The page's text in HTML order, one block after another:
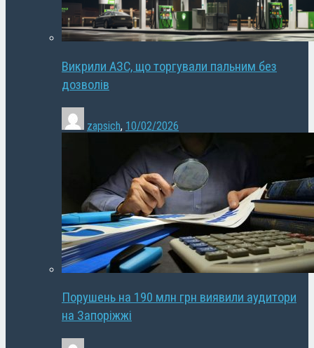
Викрили АЗС, що торгували пальним без
дозволів
zapsich, 10/02/2026
Порушень на 190 млн грн виявили аудитори
на Запоріжжі